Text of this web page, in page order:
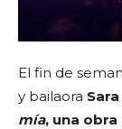
El fin de
y bailaora
mía, una